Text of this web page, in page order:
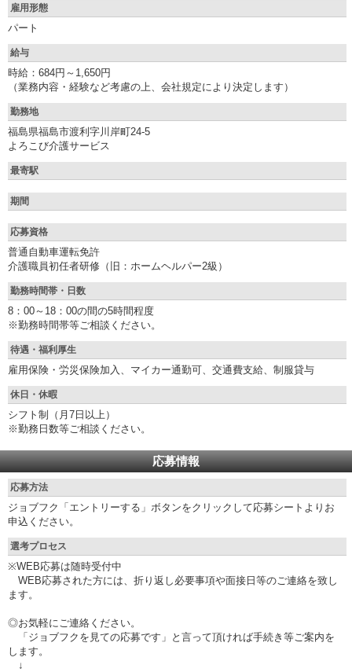
雇用形態
パート
給与
時給：684円～1,650円
（業務内容・経験など考慮の上、会社規定により決定します）
勤務地
福島県福島市渡利字川岸町24-5
よろこび介護サービス
最寄駅
期間
応募資格
普通自動車運転免許
介護職員初任者研修（旧：ホームヘルパー2級）
勤務時間帯・日数
8：00～18：00の間の5時間程度
※勤務時間帯等ご相談ください。
待遇・福利厚生
雇用保険・労災保険加入、マイカー通勤可、交通費支給、制服貸与
休日・休暇
シフト制（月7日以上）
※勤務日数等ご相談ください。
応募情報
応募方法
ジョブフク「エントリーする」ボタンをクリックして応募シートよりお
申込ください。
選考プロセス
※WEB応募は随時受付中
WEB応募された方には、折り返し必要事項や面接日等のご連絡を致し
ます。
◎お気軽にご連絡ください。
「ジョブフクを見ての応募です」と言って頂ければ手続き等ご案内を
します。
↓